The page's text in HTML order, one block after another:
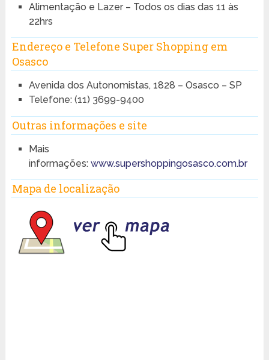
Alimentação e Lazer – Todos os dias das 11 às
22hrs
Endereço e Telefone Super Shopping em
Osasco
Avenida dos Autonomistas, 1828 – Osasco – SP
Telefone: (11) 3699-9400
Outras informações e site
Mais
informações: www.supershoppingosasco.com.br
Mapa de localização